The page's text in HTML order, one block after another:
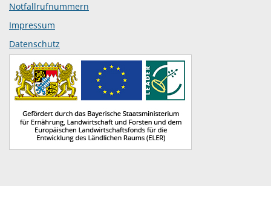
Notfallrufnummern
Impressum
Datenschutz